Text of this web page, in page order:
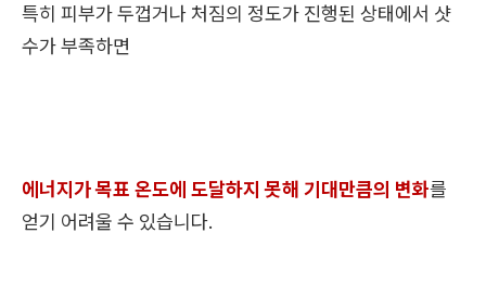
특히 피부가 두껍거나 처짐의 정도가 진행된 상태에서 샷
수가 부족하면
에너지가 목표 온도에 도달하지 못해 기대만큼의 변화를
얻기 어려울 수 있습니다.